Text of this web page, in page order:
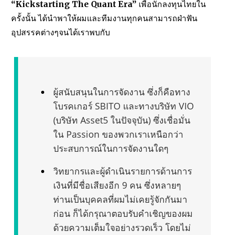
“Kickstarting The Quant Era” เพื่อนักลงทุนไทยใน
ครั้งนั้น ได้นำพาให้ผมและทีมงานทุกคนสามารถฝ่าฟัน
อุปสรรคต่างๆจนได้เราพบกับ
ผู้สนับสนุนในการจัดงาน ซึ่งก็คือทาง
โบรคเกอร์ SBITO และทางบริษัท VIO
(บริษัท Asset5 ในปัจจุบัน) ซึ่งเชื่อมั่น
ใน Passion ของพวกเราเหนือกว่า
ประสบการณ์ในการจัดงานใดๆ
วิทยากรและผู้ดำเนินรายการด้านการ
เงินที่มีชื่อเสียงอีก 9 คน ซึ่งหลายๆ
ท่านเป็นบุคคลที่ผมไม่เคยรู้จักกันมา
ก่อน ก็ได้กรุณาตอบรับคำเชิญของผม
ด้วยความเต็มใจอย่างรวดเร็ว โดยไม่